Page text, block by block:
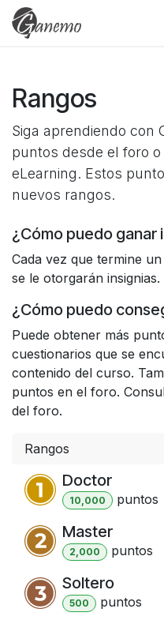
Ir al contenido
Rangos
Siga aprendiendo con
puntos desde el foro
eLearning. Estos
nuevos rangos.
¿Cómo puedo ganar
Cada vez que termine
se le otorgarán insignias.
¿Cómo puedo
Puede obtener más
cuestionarios que se
contenido del curso.
puntos en el foro.
del foro.
Rangos
Doctor
10,000 puntos
Master
2,000 puntos
Soltero
500 puntos